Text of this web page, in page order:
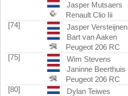
Jasper Mutsaers
Renault Clio Iii
[74]
Jasper Versteijnen
Bart van Aaken
Peugeot 206 RC
[75]
Wim Stevens
Janinne Beerthuis
Peugeot 206 RC
[80]
Dylan Teiwes